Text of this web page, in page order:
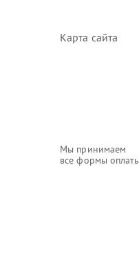
Карта сайта
Мы принимаем
все формы